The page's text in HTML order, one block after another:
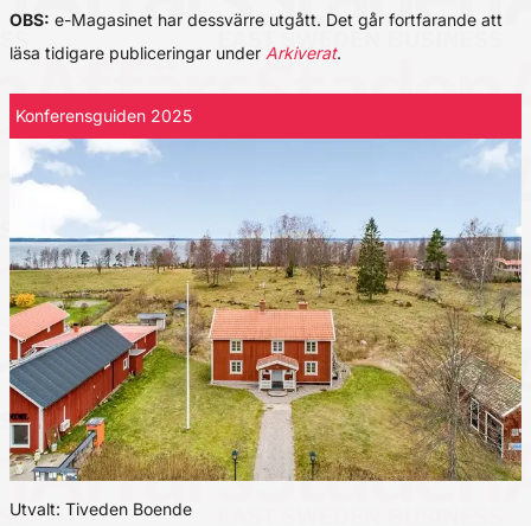
OBS: e-Magasinet har dessvärre utgått. Det går fortfarande att
läsa tidigare publiceringar under Arkiverat.
Konferensguiden 2025
Utvalt: Tiveden Boende